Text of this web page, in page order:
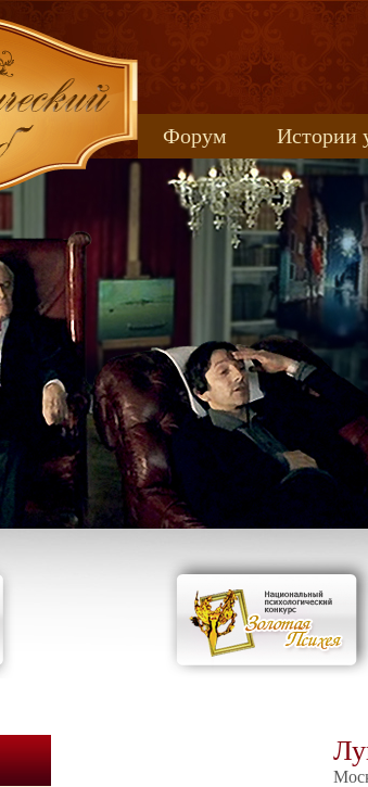
Форум Истории
Книжные новинки